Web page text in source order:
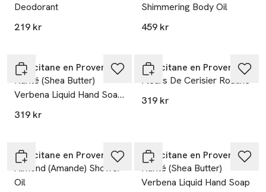
Deodorant
219 kr
Shimmering Body Oil
459 kr
L’Occitane en Provence
Karité (Shea Butter)
Verbena Liquid Hand Soap
Refill
319 kr
L’Occitane en Provence
Fleurs De Cerisier Routine
319 kr
L’Occitane en Provence
Almond (Amande) Shower
Oil
L’Occitane en Provence
Karité (Shea Butter)
Verbena Liquid Hand Soap